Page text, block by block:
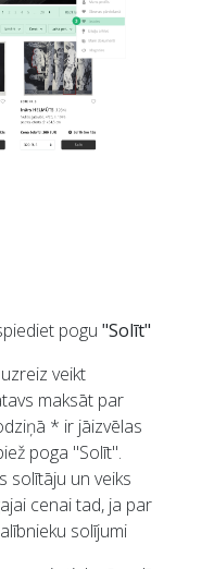
pogu "Solīt"
veikt
maksāt par
* ir jāizvēlas
poga "Solīt".
solītāju un veiks
cenai tad, ja par
solījumi